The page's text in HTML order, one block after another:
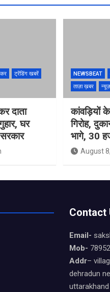
ट्रेंडिंग खबरें
दाता
घर
NEWSBEAT
ताज़ा ख़बर
न्यूज़
कांवड़ियों
गिरोह,
भागे, 30
August
Contact
Email-
Mob-
Addr–
dehradun
uttarakhand